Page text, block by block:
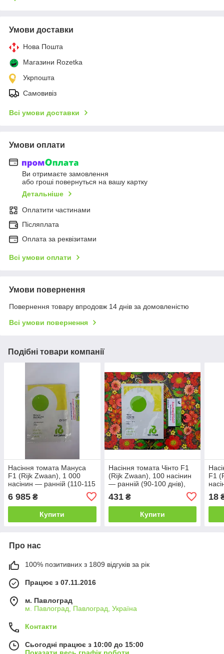
Умови доставки
Нова Пошта
Магазини Rozetka
Укрпошта
Самовивіз
Всі умови доставки
Умови оплати
Ви отримаєте замовлення
або гроші повернуться на вашу картку
Детальніше
Оплатити частинами
Післяплата
Оплата за реквізитами
Всі умови оплати
Умови повернення
Повернення товару впродовж 14 днів за домовленістю
Всі умови повернення
Подібні товари компанії
Насіння томата Мануса
F1 (Rijk Zwaan), 1 000
насінин — ранній (110-115
6 985 ₴
Купити
Насіння томата Чінто F1
(Rijk Zwaan), 100 насінин
— ранній (90-100 днів),
великоплідний
431₴
Купити
F1
18
Про нас
100% позитивних з 1809 відгуків за рік
Працює з 07.11.2016
м. Павлоград
м. Павлоград, Павлоград, Україна
Контакти
Сьогодні працює з 10:00 до 15:00